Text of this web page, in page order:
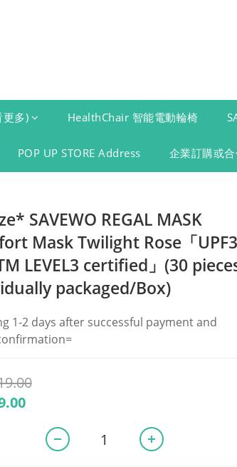
更多) HealthChair 智能電動輪椅
POP UP STORE Address 企業訂購或
SAVEWO REGAL MASK
Mask Twilight Rose「
LEVEL3 certified」(30
packaged/Box)
1-2 days after successful payment and